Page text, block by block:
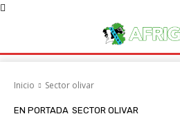
Inicio Sector olivar
EN PORTADA SECTOR OLIVAR